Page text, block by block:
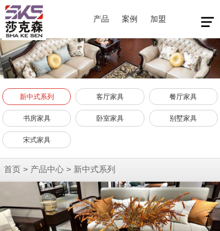
产品 案例 加盟
新中式系列 客厅家具 餐厅家具
书房家具 卧室家具 别墅家具
宋式家具
首页> 产品中心> 新中式系列